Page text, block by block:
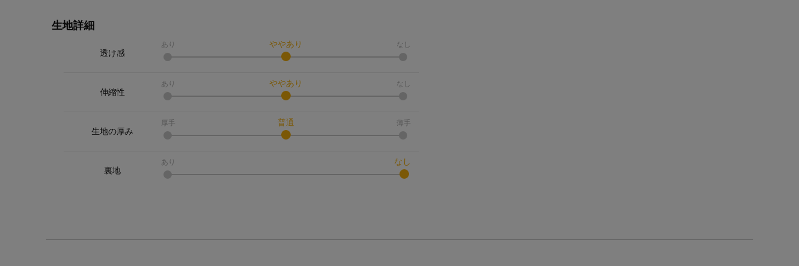
生地詳細
透け感
あり ややあり なし
伸縮性
あり ややあり なし
生地の厚み
厚手 普通 薄手
裏地
あり なし